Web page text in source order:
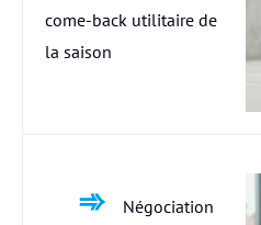
come-back utilitaire de
la saison
Négociation